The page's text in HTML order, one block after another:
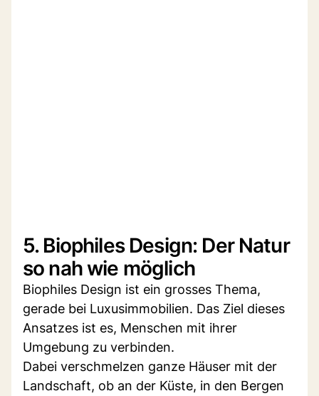
5. Biophiles Design: Der Natur
so nah wie möglich
Biophiles Design ist ein grosses Thema,
gerade bei Luxusimmobilien. Das Ziel dieses
Ansatzes ist es, Menschen mit ihrer
Umgebung zu verbinden.
Dabei verschmelzen ganze Häuser mit der
Landschaft, ob an der Küste, in den Bergen